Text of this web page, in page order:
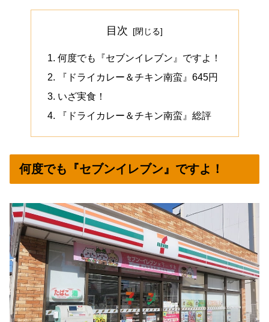
目次
何度でも『セブンイレブン』ですよ！
『ドライカレー＆チキン南蛮』645円
いざ実食！
『ドライカレー＆チキン南蛮』総評
何度でも『セブンイレブン』ですよ！